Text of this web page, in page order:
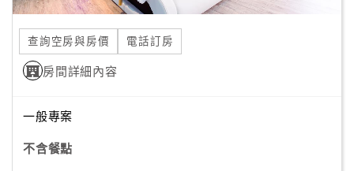
合
作
提
案
店
查詢空房與房價 電話訂房
房間詳細內容
一般專案
不含餐點